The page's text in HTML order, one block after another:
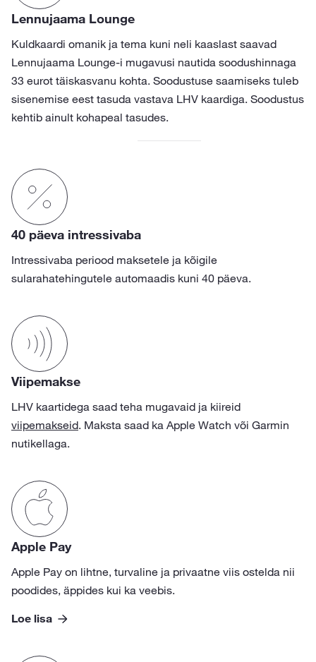
Lennujaama Lounge
Kuldkaardi omanik ja tema kuni neli kaaslast saavad
Lennujaama Lounge-i mugavusi nautida soodushinnaga
33 eurot täiskasvanu kohta. Soodustuse saamiseks tuleb
sisenemise eest tasuda vastava LHV kaardiga. Soodustus
kehtib ainult kohapeal tasudes.
40 päeva intressivaba
Intressivaba periood maksetele ja kõigile
sularahatehingutele automaadis kuni 40 päeva.
Viipemakse
LHV kaartidega saad teha mugavaid ja kiireid
viipemakseid. Maksta saad ka Apple Watch või Garmin
nutikellaga.
Apple Pay
Apple Pay on lihtne, turvaline ja privaatne viis ostelda nii
poodides, äppides kui ka veebis.
Loe lisa